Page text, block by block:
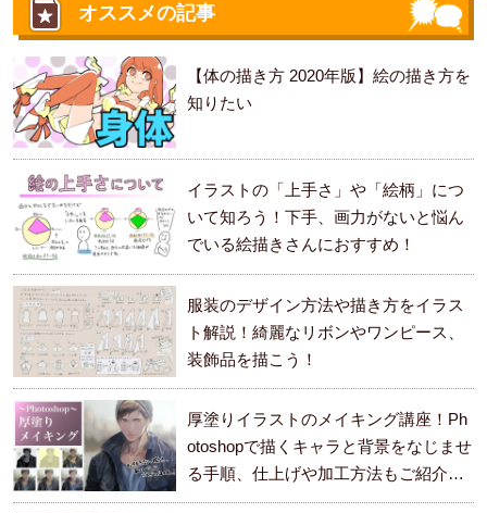
オススメの記事
【体の描き方 2020年版】絵の描き方を
知りたい
イラストの「上手さ」や「絵柄」につ
いて知ろう！下手、画力がないと悩ん
でいる絵描きさんにおすすめ！
服装のデザイン方法や描き方をイラス
ト解説！綺麗なリボンやワンピース、
装飾品を描こう！
厚塗りイラストのメイキング講座！Ph
otoshopで描くキャラと背景をなじませ
る手順、仕上げや加工方法もご紹介し
ます。